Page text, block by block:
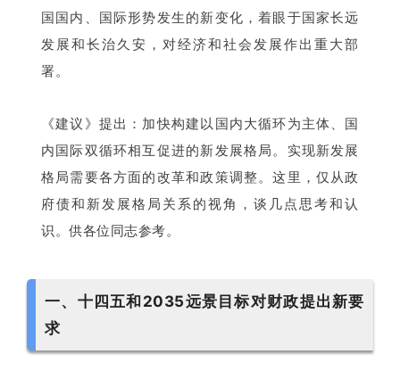
国国内、国际形势发生的新变化，着眼于国家长远
发展和长治久安，对经济和社会发展作出重大部
署。
《建议》提出：加快构建以国内大循环为主体、国
内国际双循环相互促进的新发展格局。实现新发展
格局需要各方面的改革和政策调整。这里，仅从政
府债和新发展格局关系的视角，谈几点思考和认
识。供各位同志参考。
一、十四五和2035远景目标对财政提出新要
求